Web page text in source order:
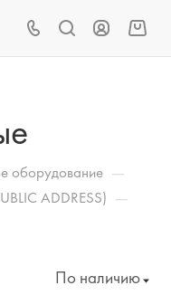
оборудование —
ADDRESS) —
По наличию